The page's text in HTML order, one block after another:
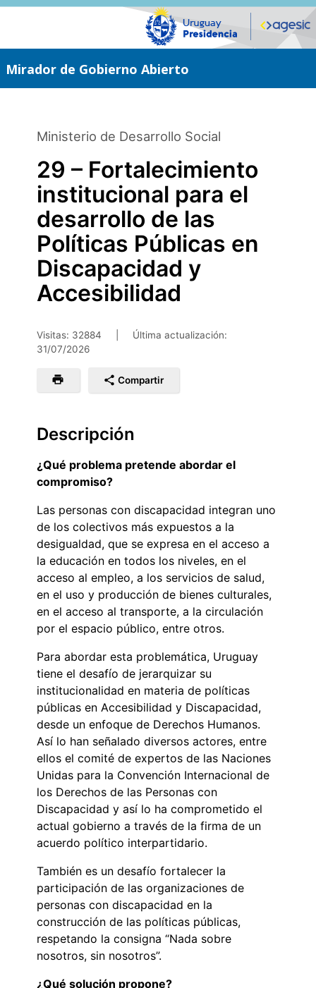
Saltar
Mirador de Gobierno Abierto
Ministerio de Desarrollo Social
29 – Fortalecimiento
institucional para el
desarrollo de las
Políticas Públicas en
Discapacidad y
Accesibilidad
Visitas: 32884
Última actualización:
31/07/2026
Compartir
Descripción
¿Qué problema pretende abordar el
compromiso?
Las personas con discapacidad integran uno
de los colectivos más expuestos a la
desigualdad, que se expresa en el acceso a
la educación en todos los niveles, en el
acceso al empleo, a los servicios de salud,
en el uso y producción de bienes culturales,
en el acceso al transporte, a la circulación
por el espacio público, entre otros.
Para abordar esta problemática, Uruguay
tiene el desafío de jerarquizar su
institucionalidad en materia de políticas
públicas en Accesibilidad y Discapacidad,
desde un enfoque de Derechos Humanos.
Así lo han señalado diversos actores, entre
ellos el comité de expertos de las Naciones
Unidas para la Convención Internacional de
los Derechos de las Personas con
Discapacidad y así lo ha comprometido el
actual gobierno a través de la firma de un
acuerdo político interpartidario.
También es un desafío fortalecer la
participación de las organizaciones de
personas con discapacidad en la
construcción de las políticas públicas,
respetando la consigna “Nada sobre
nosotros, sin nosotros”.
¿Qué solución propone?